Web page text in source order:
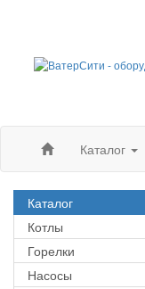
Каталог
Каталог
Котлы
Горелки
Насосы